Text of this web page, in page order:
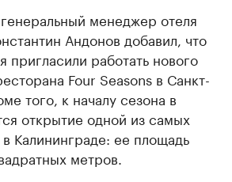
менеджер отеля
Андонов добавил, что
пригласили работать нового
Four Seasons в Санкт-
того, к началу сезона в
открытие одной из самых
Калининграде: ее площадь
метров.